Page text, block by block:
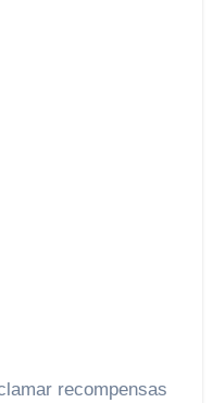
recompensas